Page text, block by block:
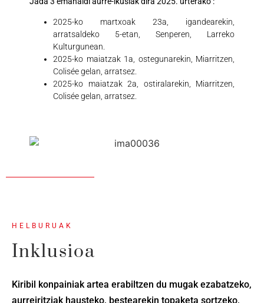
2025-ko martxoak 23a, igandearekin,
arratsaldeko 5-etan, Senperen, Larreko
Kulturgunean.
2025-ko maiatzak 1a, ostegunarekin, Miarritzen,
Colisée gelan, arratsez.
2025-ko maiatzak 2a, ostiralarekin, Miarritzen,
Colisée gelan, arratsez.
HELBURUAK
Inklusioa
Kiribil konpainiak artea erabiltzen du mugak ezabatzeko,
aurreiritziak hausteko, bestearekin topaketa sortzeko,